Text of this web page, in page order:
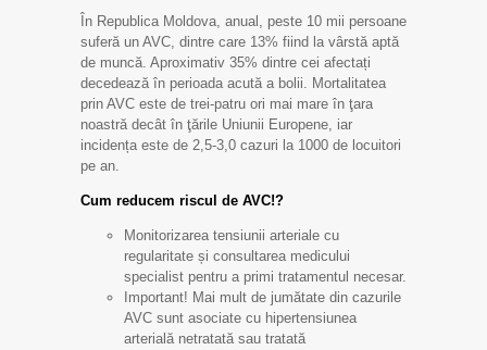
În Republica Moldova, anual, peste 10 mii persoane
suferă un AVC, dintre care 13% fiind la vârstă aptă
de muncă. Aproximativ 35% dintre cei afectați
decedează în perioada acută a bolii. Mortalitatea
prin AVC este de trei-patru ori mai mare în ţara
noastră decât în ţările Uniunii Europene, iar
incidența este de 2,5-3,0 cazuri la 1000 de locuitori
pe an.
Cum reducem riscul de AVC!?
Monitorizarea tensiunii arteriale cu
regularitate și consultarea medicului
specialist pentru a primi tratamentul necesar.
Important! Mai mult de jumătate din cazurile
AVC sunt asociate cu hipertensiunea
arterială netratată sau tratată